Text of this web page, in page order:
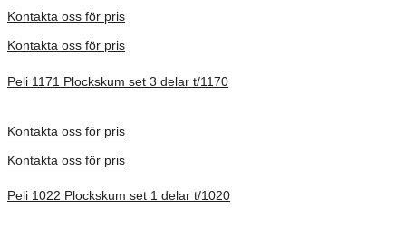
Kontakta oss för pris
Kontakta oss för pris
Peli 1171 Plockskum set 3 delar t/1170
Kontakta oss för pris
Kontakta oss för pris
Peli 1022 Plockskum set 1 delar t/1020